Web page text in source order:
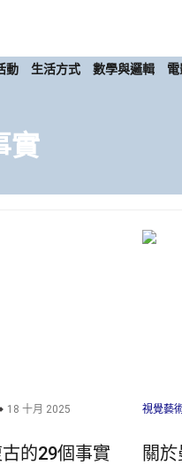
動 生活方式 數學與邏輯
實
18 十月 2025
的29個事實
視覺藝
關